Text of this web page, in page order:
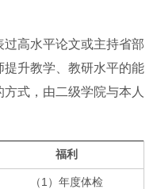
高水平论文或主持省部
升教学、教研水平的能
式，由二级学院与本人
福利
（1）年度体检